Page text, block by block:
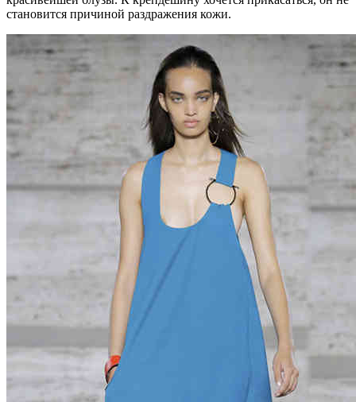
становится причиной раздражения кожи.